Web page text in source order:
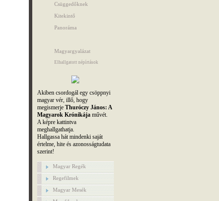
Csüggedőknek
Kitekintő
Panoráma
Magyargyalázat
Elhallgatott népírtások
Akiben csordogál egy csöppnyi
magyar vér, illő, hogy
megismerje Thuróczy János: A
Magyarok Krónikájaművét.
A képre kattintva
meghallgathatja.
Hallgassa hát mindenki saját
értelme, hite és azonosságtudata
szerint!
Magyar Regék
Regefilmek
Magyar Mesék